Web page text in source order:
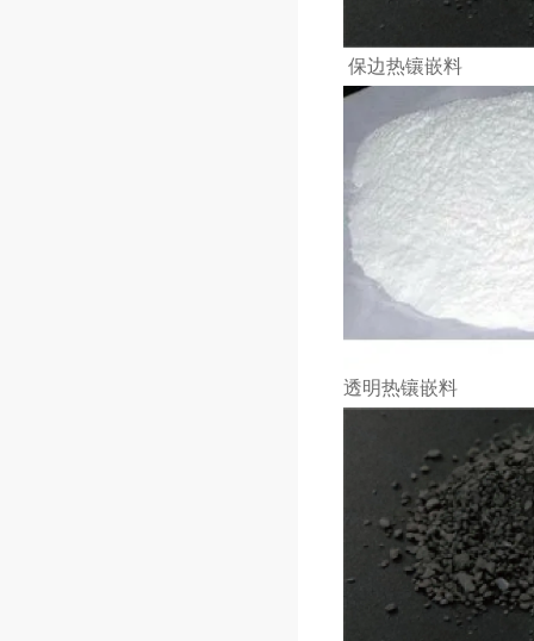
保边热镶嵌料
透明热镶嵌料